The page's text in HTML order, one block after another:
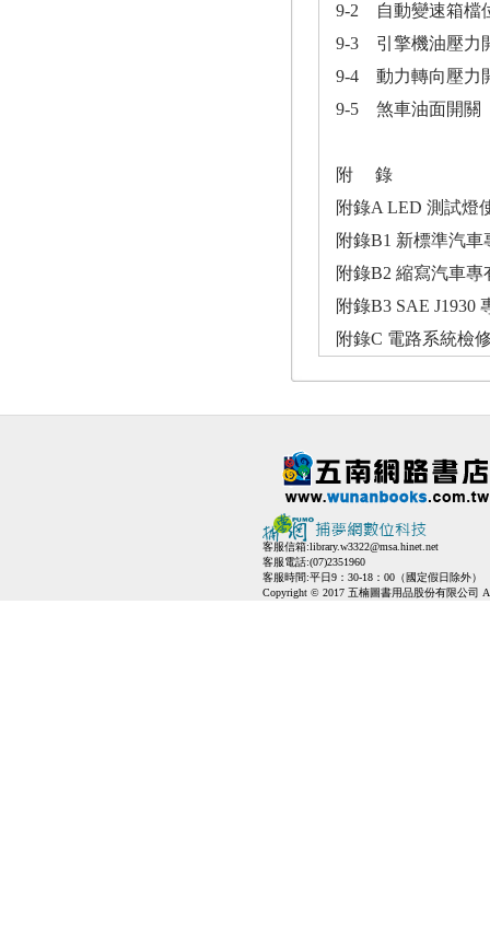
9-2 自動變速箱檔
9-3 引擎機油壓力
9-4 動力轉向壓力
9-5 煞車油面開關
附 錄
附錄A LED 測試燈
附錄B1 新標準汽車
附錄B2 縮寫汽車
附錄B3 SAE J1930
附錄C 電路系統檢
客服信箱:library.w3322@msa.hinet.net
客服電話:(07)2351960
客服時間:平日9：30-18：00（國定假日除外）
Copyright © 2017 五楠圖書用品股份有限公司